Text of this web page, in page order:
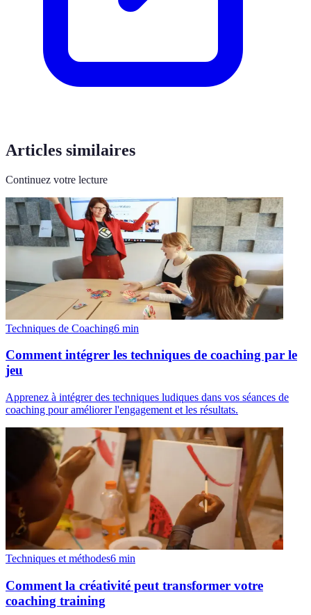
Articles similaires
Continuez votre lecture
Techniques de Coaching6 min
Comment intégrer les techniques de coaching par le
jeu
Apprenez à intégrer des techniques ludiques dans vos séances de
coaching pour améliorer l'engagement et les résultats.
Techniques et méthodes6 min
Comment la créativité peut transformer votre
coaching training